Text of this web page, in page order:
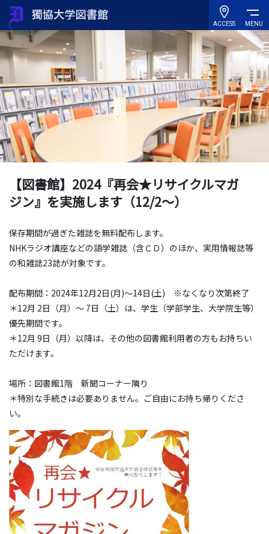
ACCESS MENU
【図書館】2024『再会★リサイクルマガ
ジン』を実施します（12/2～）
保存期間が過ぎた雑誌を無料配布します。
NHKラジオ講座などの語学雑誌（含ＣＤ）のほか、実用情報誌等
の和雑誌23誌が対象です。
配布期間：2024年12月2日(月)～14日(土) ※なくなり次第終了
＊12月 2日（月）～ 7日（土）は、学生（学部学生、大学院生等）
優先期間です。
＊12月 9日（月）以降は、その他の図書館利用者の方もお持ちい
ただけます。
場所：図書館1階 新聞コーナー隣り
＊特別な手続きは必要ありません。ご自由にお持ち帰りくださ
い。